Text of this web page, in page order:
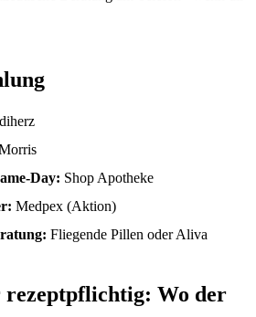
Day: Shop Apotheke
Medpex (Aktion)
Fliegende Pillen oder Aliva
rezeptpflichtig: Wo der